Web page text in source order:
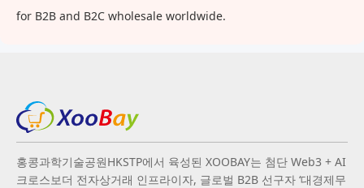
for B2B and B2C wholesale worldwide.
홍콩과학기술공원HKSTP에서 육성된 XOOBAY는 첨단 Web3 + AI
크로스보더 전자상거래 인프라이자, 글로벌 B2B 선구자 ‘대경제무